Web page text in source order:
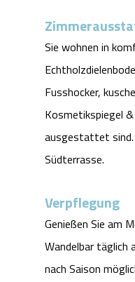
Sie wohnen in
Fusshocker,
Kosmetikspiegel
ausgestattet sind.
Südterrasse.
Verpflegung
Genießen Sie am
Wandelbar täglich
nach Saison